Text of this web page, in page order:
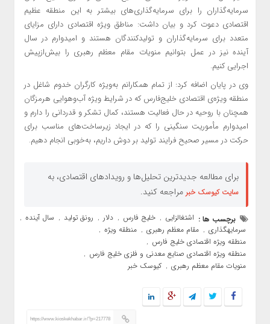
سرمایه‌گذاران را برای سرمایه‌گذاری‌های بیشتر به این منطقه عظیم
اقتصادی دعوت کرد و بیان داشت: مناطق ویژه اقتصادی دارای مزایای
متعدد برای سرمایه‌گذاران و تولیدکنندگان هستند و امیدوارم در سال
آینده نیز در عمل بتوانیم منویات مقام معظم رهبری را بیش‌ازپیش
اجرایی کنیم.
وی در پایان اضافه کرد: از تمام همکارانم به‌ویژه کارگران خدوم شاغل در
منطقه ویژه‌ی اقتصادی خلیج‌فارس که در شرایط ویژه آب‌وهوایی هرمزگان
همچنان با روحیه در حال فعالیت هستند، کمال تشکر و قدردانی را دارم و
امیدوارم مأموریت سنگینی را که در ایجاد زیرساخت‌های مناسب برای
حرکت در مسیر صحیح فرایند تولید بر دوش داریم، به‌خوبی انجام دهیم.
برای مطالعه جدیدترین تحلیل‌ها و رویدادهای اقتصادی، به
سایت کیوسک خبر مراجعه کنید.
برچسب ها : اشتغالزایی , خلیج فارس , دلار , رونق تولید , سال آینده ,
سرمایهگذاری , مقام معظم رهبری , منطقه ویژه ,
منطقه ویژه اقتصادی خلیج فارس ,
منطقه ویژه اقتصادی صنایع معدنی و فلزی خلیج فارس ,
منویات مقام معظم رهبری , کیوسک خبر
https://www.kioskekhabar.ir/?p=217778